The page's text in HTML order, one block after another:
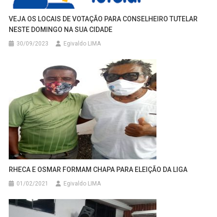
VEJA OS LOCAIS DE VOTAÇÃO PARA CONSELHEIRO TUTELAR
NESTE DOMINGO NA SUA CIDADE
30/09/2023 Egivaldo LIMA
RHECA E OSMAR FORMAM CHAPA PARA ELEIÇÃO DA LIGA
01/02/2021 Egivaldo LIMA